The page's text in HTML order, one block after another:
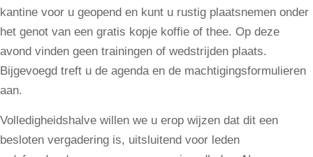
kantine voor u geopend en kunt u rustig plaatsnemen onder
het genot van een gratis kopje koffie of thee. Op deze
avond vinden geen trainingen of wedstrijden plaats.
Bijgevoegd treft u de agenda en de machtigingsformulieren
aan.
Volledigheidshalve willen we u erop wijzen dat dit een
besloten vergadering is, uitsluitend voor leden